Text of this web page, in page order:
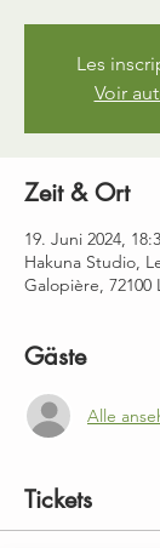
Les
Voir
Zeit & Ort
19. Juni 2024,
Hakuna Studio,
Galopière, 72100
Gäste
Alle
Tickets